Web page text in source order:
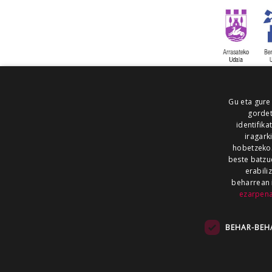
ALEA
NOAUA
Gu eta
hobetzeko.
beste
beharrean
BEHAR-